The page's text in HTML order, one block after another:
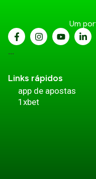
Um
...
Links rápidos
app de apostas
1xbet